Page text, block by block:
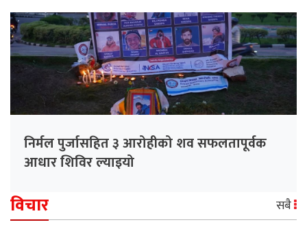
निर्मल पुर्जासहित ३ आरोहीको शव सफलतापूर्वक
आधार शिविर ल्याइयो
विचार सबै